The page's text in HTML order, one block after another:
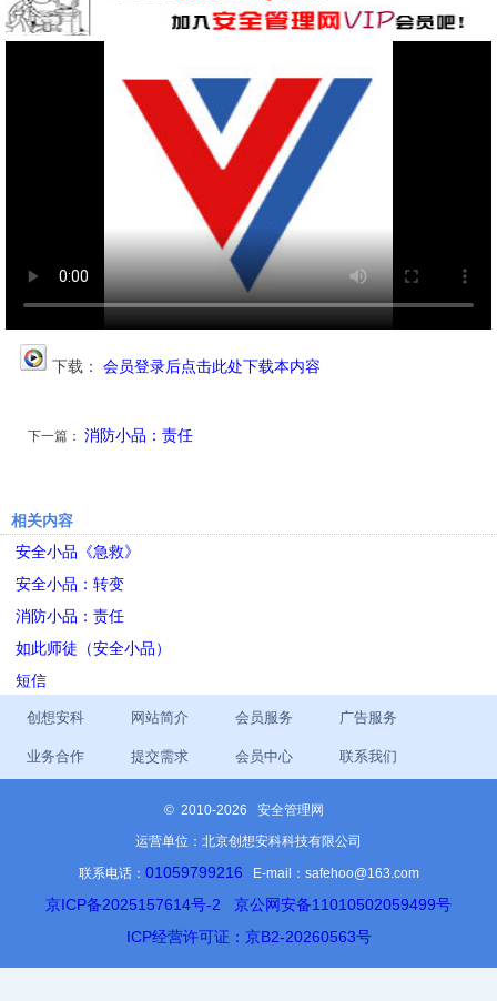
下载： 会员登录后点击此处下载本内容
下一篇： 消防小品：责任
相关内容
安全小品《急救》
安全小品：转变
消防小品：责任
如此师徒（安全小品）
短信
创想安科 网站简介 会员服务 广告服务
业务合作 提交需求 会员中心 联系我们
© 2010-2026 安全管理网
运营单位：北京创想安科科技有限公司
联系电话： 01059799216 E-mail：safehoo@163.com
京ICP备2025157614号-2
京公网安备11010502059499号
ICP经营许可证：京B2-20260563号